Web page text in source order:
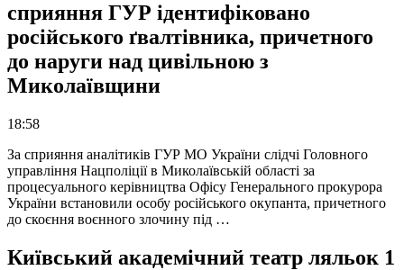
сприяння ГУР ідентифіковано
російського ґвалтівника, причетного
до наруги над цивільною з
Миколаївщини
18:58
За сприяння аналітиків ГУР МО України слідчі Головного
управління Нацполіції в Миколаївській області за
процесуального керівництва Офісу Генерального прокурора
України встановили особу російського окупанта, причетного
до скоєння воєнного злочину під …
Київський академічний театр ляльок 1